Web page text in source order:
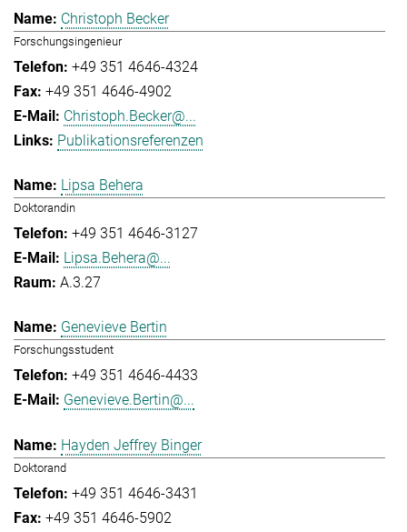
Christoph Becker
Forschungsingenieur
+49 351 4646-4324
+49 351 4646-4902
Christoph.Becker@...
Publikationsreferenzen
Lipsa Behera
Doktorandin
+49 351 4646-3127
Lipsa.Behera@...
A.3.27
Genevieve Bertin
Forschungsstudent
+49 351 4646-4433
Genevieve.Bertin@...
Hayden Jeffrey Binger
Doktorand
+49 351 4646-3431
+49 351 4646-5902